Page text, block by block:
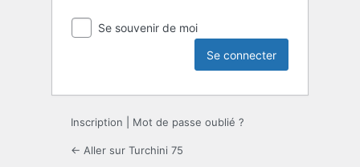
Se souvenir de moi
Inscription Mot de passe oublié ?
← Aller sur Turchini 75